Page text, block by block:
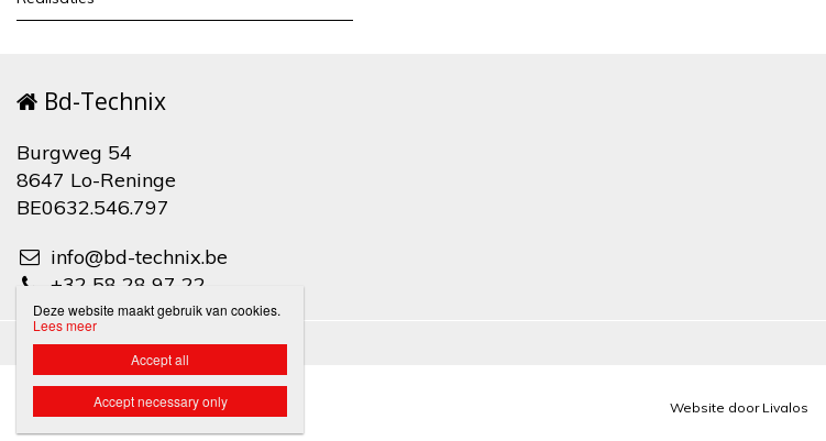
Bd-Technix
Burgweg 54
8647 Lo-Reninge
BE0632.546.797
info@bd-technix.be
+32 58 28 97 22
Disclaimer Privacybeleid
Website door Livalos
Deze website maakt gebruik van cookies.
Lees meer
Accept all
Accept necessary only